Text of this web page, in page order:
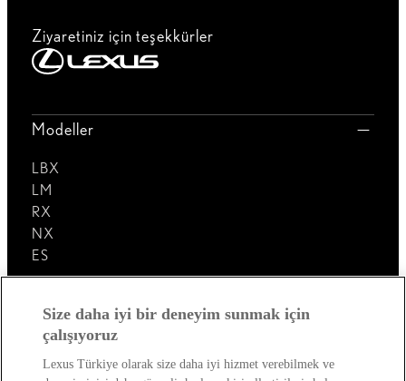
Ziyaretiniz için teşekkürler
Modeller
LBX
LM
RX
NX
ES
Lexus'u Keşfedin!
Satış Sonrası
Size daha iyi bir deneyim sunmak için
çalışıyoruz
Lexus Türkiye olarak size daha iyi hizmet verebilmek ve